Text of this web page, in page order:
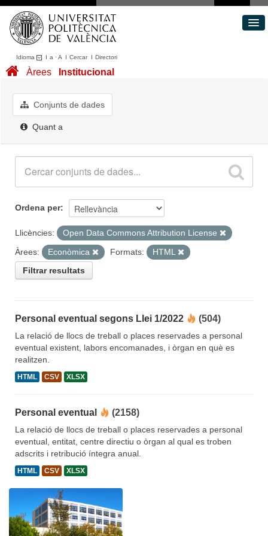
Idioma I a ·A I CercarI Directori
Conjunts de dades
Quant a
Àrees Institucional
Conjunts de dades
Quant a
Ordena per
Llicències:
Open Data Commons Attribution License
Àrees:
Econòmica Formats:
HTML
Filtrar resultats
Personal eventual segons Llei 1/2022 (504)
La relació de llocs de treball o places reservades a personal
eventual existent, labors encomanades, i òrgan en què es
realitzen.
HTML CSV XLSX
Personal eventual (2158)
La relació de llocs de treball o places reservades a personal
eventual, entitat, centre directiu o òrgan al qual es troben
adscrits i retribució íntegra anual.
HTML CSV XLSX